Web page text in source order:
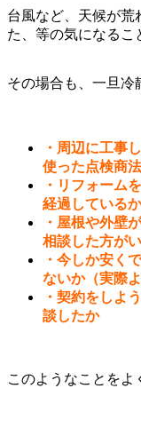
台風など、天候が荒
た、等の気になるこ
その場合も、一旦冷
・周辺に工事
使った点検商
・リフォーム
経過しているか
・屋根や外壁
相談した方が
・今しか安く
ないか（実際
・契約をしよ
談したか
このようなことをよ